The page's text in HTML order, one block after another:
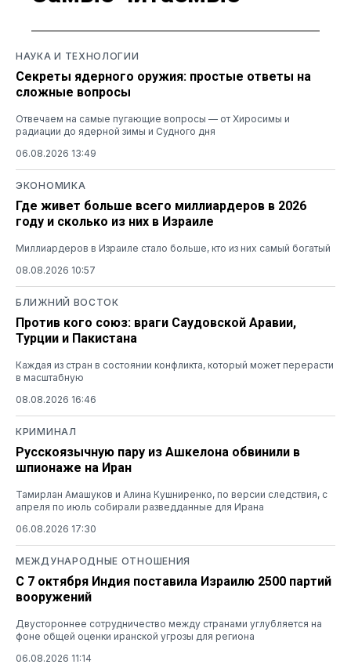
НАУКА И ТЕХНОЛОГИИ
Секреты ядерного оружия: простые ответы на
сложные вопросы
Отвечаем на самые пугающие вопросы — от Хиросимы и
радиации до ядерной зимы и Судного дня
06.08.2026 13:49
ЭКОНОМИКА
Где живет больше всего миллиардеров в 2026
году и сколько из них в Израиле
Миллиардеров в Израиле стало больше, кто из них самый богатый
08.08.2026 10:57
БЛИЖНИЙ ВОСТОК
Против кого союз: враги Саудовской Аравии,
Турции и Пакистана
Каждая из стран в состоянии конфликта, который может перерасти
в масштабную
08.08.2026 16:46
КРИМИНАЛ
Русскоязычную пару из Ашкелона обвинили в
шпионаже на Иран
Тамирлан Амашуков и Алина Кушниренко, по версии следствия, с
апреля по июль собирали разведданные для Ирана
06.08.2026 17:30
МЕЖДУНАРОДНЫЕ ОТНОШЕНИЯ
С 7 октября Индия поставила Израилю 2500 партий
вооружений
Двустороннее сотрудничество между странами углубляется на
фоне общей оценки иранской угрозы для региона
06.08.2026 11:14